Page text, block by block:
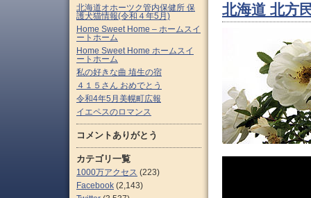
北海道 北方
北海道オホーツク管内保健所 保
護犬猫情報(令和４年5月)
Home Sweet Home – ホームスイ
ートホーム
Home Sweet Home ホームスイ
ートホーム
私の好きな曲 埴生の宿
４１５さん おめでとう
令和4年5月美幌町広報
イエペスのロマンス
コメントありがとう
カテゴリ一覧
1000万アクセス (223)
Facebook (2,143)